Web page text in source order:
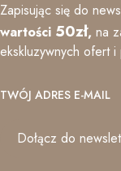
Zapisując się do
wartości 50zł, na
ekskluzywnych ofert i
TWÓJ ADRES E-MAIL
Dołącz do